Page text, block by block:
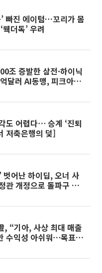
’ 빠진 에이텀…꼬리가 몸
더독’ 우려
조 증발한 삼전·하이닉
달러 AI동맹, 피크아웃
도 어렵다⋯ 승계 ‘진퇴
저축은행의 덫]
벗어난 하이딥, 오너 사
관 개정으로 돌파구 찾
, “기아, 사상 최대 매출
수익성 아쉬워⋯목표가